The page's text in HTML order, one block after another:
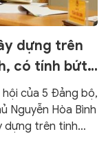
dựng trên
có tính bứt
của 5 Đảng bộ,
Nguyễn Hòa Bình
dựng trên tinh
vươn lên và